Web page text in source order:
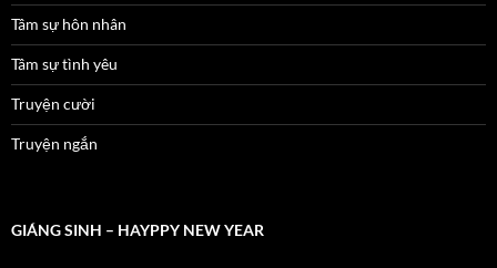
Tâm sự hôn nhân
Tâm sự tình yêu
Truyện cười
Truyện ngắn
GIÁNG SINH – HAYPPY NEW YEAR